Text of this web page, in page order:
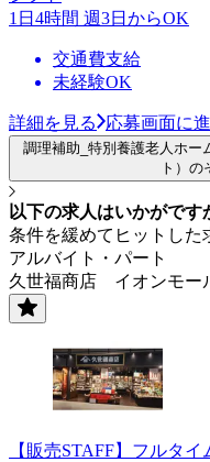
1日4時間 週3日からOK
交通費支給
未経験OK
詳細を見る 応募画面に
調理補助_特別養護老人ホー
ト）の
以下の求人はいかがです
条件を緩めてヒットした
アルバイト・パート
久世福商店 イオンモー
【販売STAFF】フルタ